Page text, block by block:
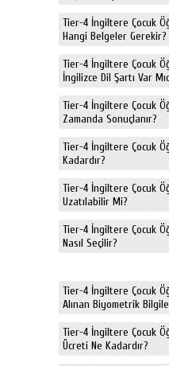
Tier-4 İngiltere Çocuk
Hangi Belgeler Gerekir?
Tier-4 İngiltere Çocuk
İngilizce Dil Şartı Var
Tier-4 İngiltere Çocuk
Zamanda Sonuçlanır?
Tier-4 İngiltere Çocuk
Kadardır?
Tier-4 İngiltere Çocuk
Uzatılabilir Mi?
Tier-4 İngiltere Çocuk
Nasıl Seçilir?
Tier-4 İngiltere Çocuk
Alınan Biyometrik
Tier-4 İngiltere Çocuk
Ücreti Ne Kadardır?